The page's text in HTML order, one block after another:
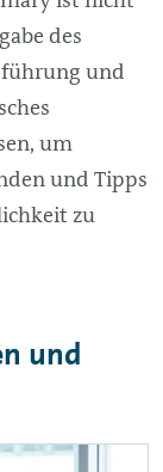
des
und
um
und Tipps
zu
und